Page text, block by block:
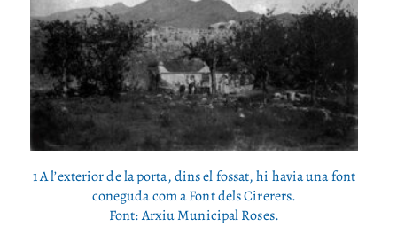
1 A l’exterior de la porta, dins el fossat, hi havia una font
coneguda com a Font dels Cirerers.
Font: Arxiu Municipal Roses.